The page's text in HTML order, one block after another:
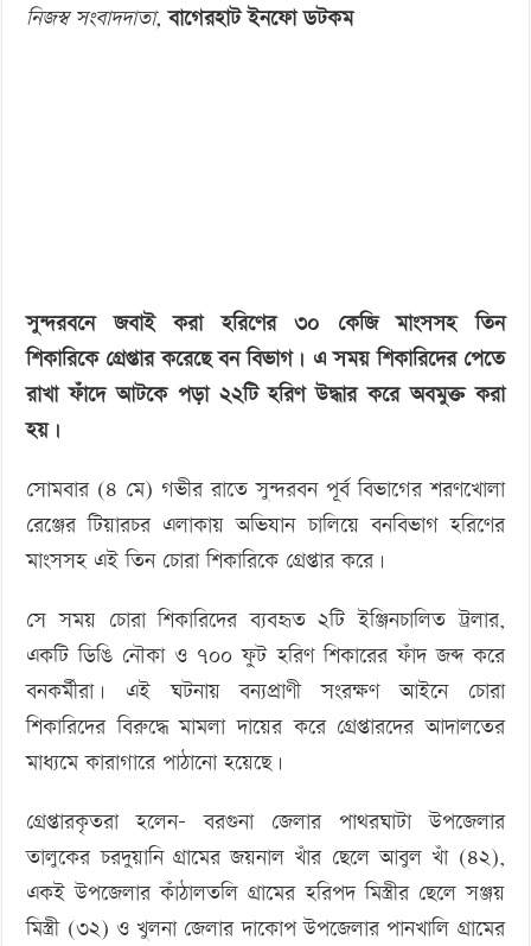
‘বড় নাশকতার জন্য’ অস্ত্র নিয়ে বাগেরহাটে ঢুকছিল তারা
নিজস্ব সংবাদদাতা, বাগেরহাট ইনফো ডটকম
সুন্দরবনে জবাই করা হরিণের ৩০ কেজি মাংসসহ তিন
শিকারিকে গ্রেপ্তার করেছে বন বিভাগ। এ সময় শিকারিদের পেতে
রাখা ফাঁদে আটকে পড়া ২২টি হরিণ উদ্ধার করে অবমুক্ত করা
হয়।
সোমবার (৪ মে) গভীর রাতে সুন্দরবন পূর্ব বিভাগের শরণখোলা
রেঞ্জের টিয়ারচর এলাকায় অভিযান চালিয়ে বনবিভাগ হরিণের
মাংসসহ এই তিন চোরা শিকারিকে গ্রেপ্তার করে।
সে সময় চোরা শিকারিদের ব্যবহৃত ২টি ইঞ্জিনচালিত ট্রলার,
একটি ডিঙি নৌকা ও ৭০০ ফুট হরিণ শিকারের ফাঁদ জব্দ করে
বনকর্মীরা। এই ঘটনায় বন্যপ্রাণী সংরক্ষণ আইনে চোরা
শিকারিদের বিরুদ্ধে মামলা দায়ের করে গ্রেপ্তারদের আদালতের
মাধ্যমে কারাগারে পাঠানো হয়েছে।
গ্রেপ্তারকৃতরা হলেন- বরগুনা জেলার পাথরঘাটা উপজেলার
তালুকের চরদুয়ানি গ্রামের জয়নাল খাঁর ছেলে আবুল খাঁ (৪২),
একই উপজেলার কাঁঠালতলি গ্রামের হরিপদ মিস্ত্রীর ছেলে সঞ্জয়
মিস্ত্রী (৩২) ও খুলনা জেলার দাকোপ উপজেলার পানখালি গ্রামের